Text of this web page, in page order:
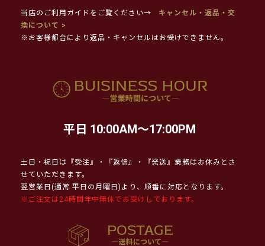
当店のご利用ガイドをご覧ください→
キャンセル・返品・交
換について >
※お客様都合により返品・キャンセルはお受けできません。
平日 10:00AM～17:00PM
土日・祝日は『受注』・『返信』・『発送』業務はお休みとさ
せていただきます。
翌営業日(通常 平日の月曜日)より、順番に対応となります。
※ご注文は24時間年中無休でお受けしております。